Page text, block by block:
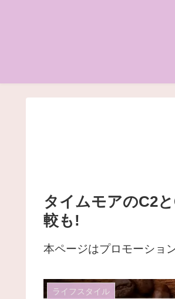
タイムモアのC2
較も!
本ページはプロモーショ
ライフスタイル